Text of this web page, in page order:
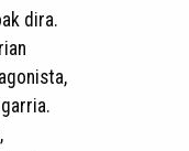
dira.